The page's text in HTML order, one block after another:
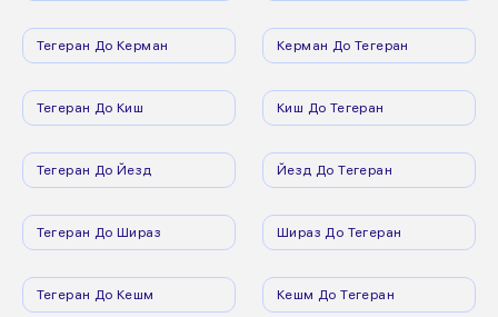
Тегеран До Керман Керман До Тегеран
Тегеран До Киш Киш До Тегеран
Тегеран До Йезд Йезд До Тегеран
Тегеран До Шираз Шираз До Тегеран
Тегеран До Кешм Кешм До Тегеран